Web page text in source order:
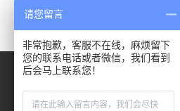
请您留言
非常抱歉，客服不在线，麻烦留下
您的联系电话或者微信，我们看到
后会马上联系您！